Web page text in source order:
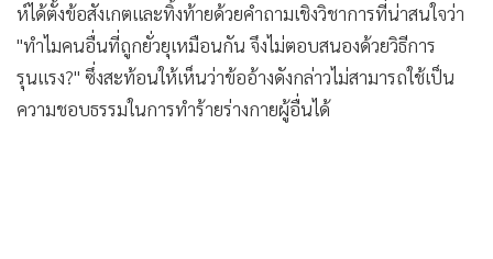
ห์ได้ตั้งข้อสังเกตและทิ้งท้ายด้วยคำถามเชิงวิชาการที่น่าสนใจว่า
"ทำไมคนอื่นที่ถูกยั่วยุเหมือนกัน จึงไม่ตอบสนองด้วยวิธีการ
รุนแรง?" ซึ่งสะท้อนให้เห็นว่าข้ออ้างดังกล่าวไม่สามารถใช้เป็น
ความชอบธรรมในการทำร้ายร่างกายผู้อื่นได้